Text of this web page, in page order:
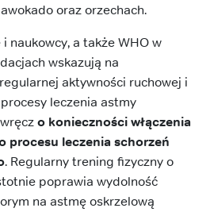
oraz orzechach.
naukowcy, a także WHO w
wskazują na
aktywności ruchowej i
leczenia astmy
o konieczności włączenia
procesu leczenia schorzeń
. Regularny trening fizyczny o
poprawia wydolność
na astmę oskrzelową